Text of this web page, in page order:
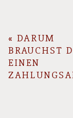
«DARUM
BRAUCHST
EINEN